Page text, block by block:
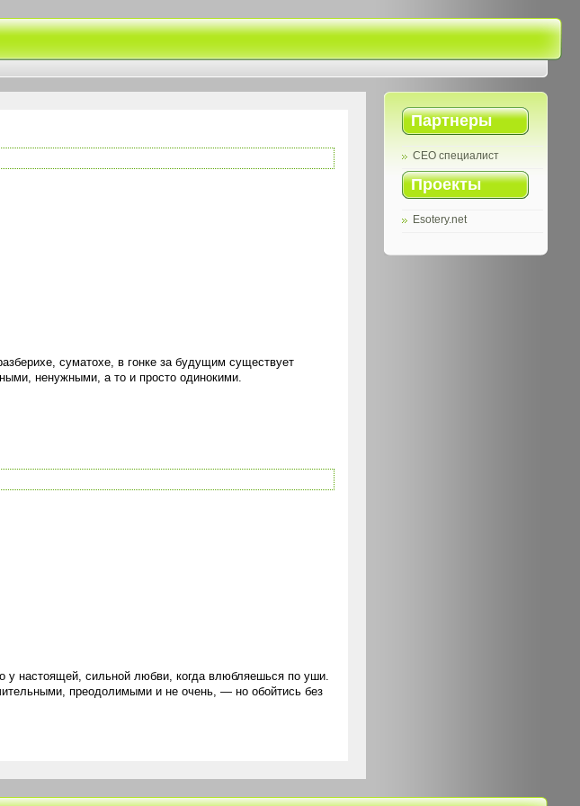
Партнеры
СЕО специалист
Проекты
Esotery.net
суматохе, в гонке за будущим существует
ненужными, а то и просто одинокими.
настоящей, сильной любви, когда влюбляешься по уши.
преодолимыми и не очень, — но обойтись без